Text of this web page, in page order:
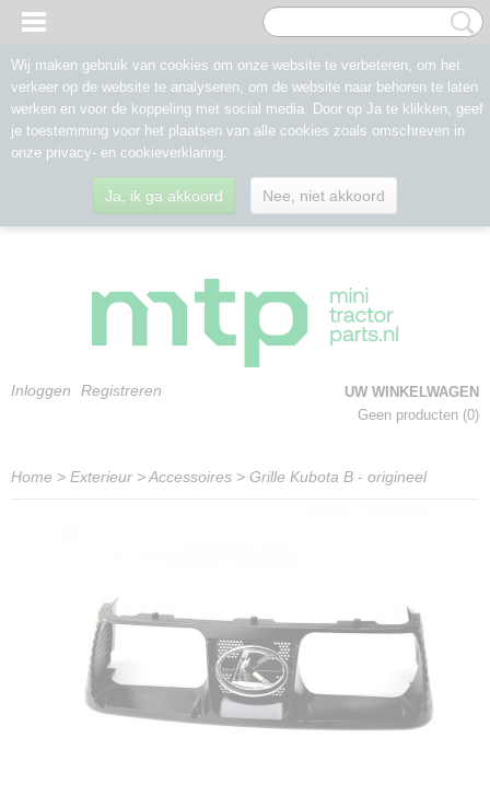
Inloggen Registreren
UW WINKELWAGEN
Geen producten (0)
Home > Exterieur >Accessoires > Grille Kubota B - origineel
Wij maken gebruik van cookies om onze website te verbeteren, om het
verkeer op de website te analyseren, om de website naar behoren te laten
werken en voor de koppeling met social media. Door op Ja te klikken, geef
je toestemming voor het plaatsen van alle cookies zoals omschreven in
onze privacy- en cookieverklaring.
Ja, ik ga akkoord Nee, niet akkoord